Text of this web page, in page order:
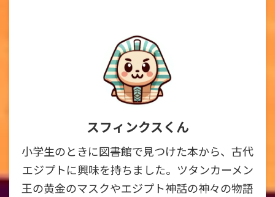
スフィンクスくん
小学生のときに図書館で見つけた本から、古代
エジプトに興味を持ちました。ツタンカーメン
王の黄金のマスクやエジプト神話の神々の物語